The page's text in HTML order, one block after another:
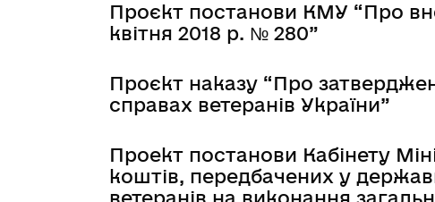
Проєкт постанови КМУ “Про
квітня 2018 р. № 280”
Проєкт наказу “Про
справах ветеранів України”
Проект постанови Кабінету
коштів, передбачених у
ветеранів на виконання